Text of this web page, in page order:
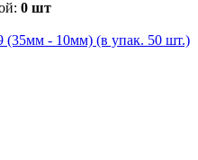
0 шт
- 10мм) (в упак. 50 шт.)